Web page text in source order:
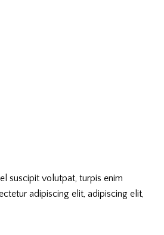
suscipit volutpat, turpis enim
adipiscing elit, adipiscing elit,